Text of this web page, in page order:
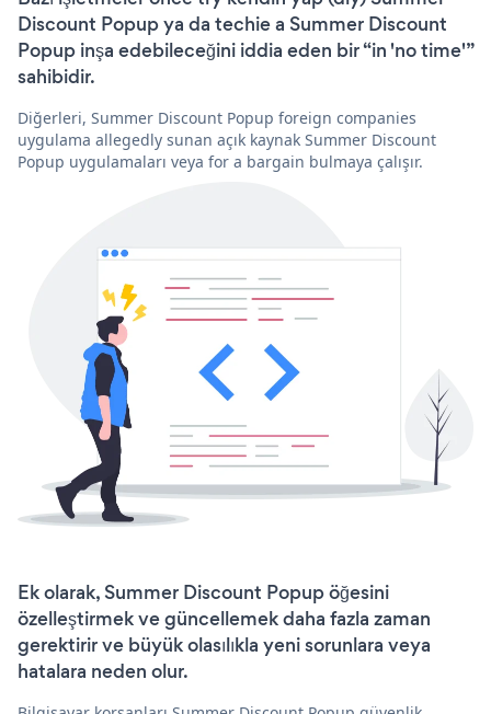
Discount Popup ya da techie a Summer Discount
Popup inşa edebileceğini iddia eden bir “in 'no time'”
sahibidir.
Diğerleri, Summer Discount Popup foreign companies
uygulama allegedly sunan açık kaynak Summer Discount
Popup uygulamaları veya for a bargain bulmaya çalışır.
Ek olarak, Summer Discount Popup öğesini
özelleştirmek ve güncellemek daha fazla zaman
gerektirir ve büyük olasılıkla yeni sorunlara veya
hatalara neden olur.